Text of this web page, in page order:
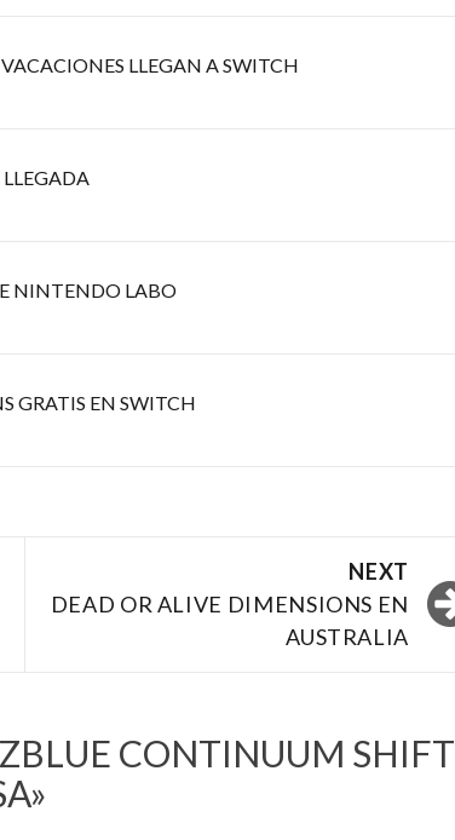
LLEGAN A SWITCH
LLEGADA
NINTENDO LABO
GRATIS EN SWITCH
NEXT
DEAD OR ALIVE DIMENSIONS EN
AUSTRALIA
CONTINUUM SHIFT
»